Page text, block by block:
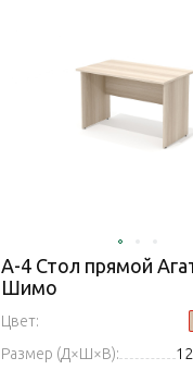
А-4 Стол прямой
Шимо
Цвет:
Размер (Д×Ш×В):